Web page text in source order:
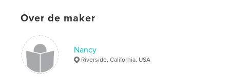
Over de maker
Nancy
Riverside, California, USA